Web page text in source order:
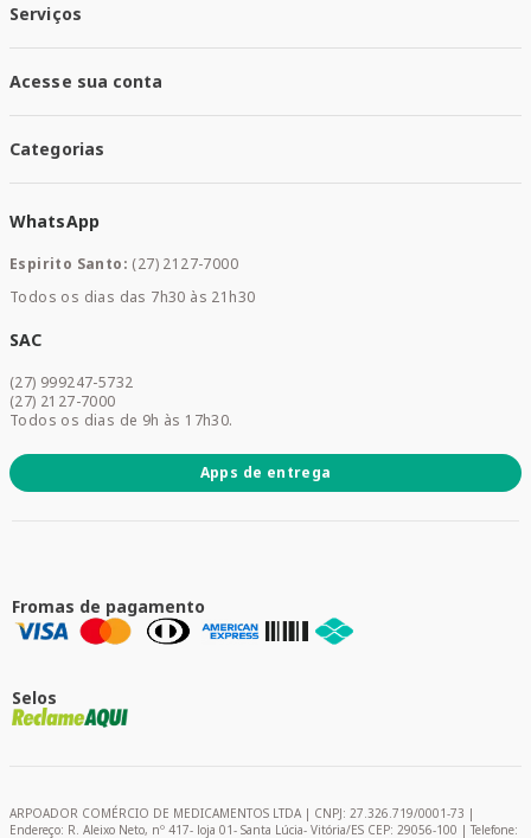
Nossas Lojas
Política de Entrega
Trocas e Devoluções
Serviços
Santa Mais Exames
Santa Mais Serviços
Santa Mais Convenios
Acesse sua conta
Meus Pedidos
Categorias
Saúde e Bem-estar
Mamães e Bebê
Dermocosméticos
Promoções
WhatsApp
Espirito Santo: (27) 2127-7000
Todos os dias das 7h30 às 21h30
SAC
(27) 999247-5732
(27) 2127-7000
Todos os dias de 9h às 17h30.
Apps de entrega
Fromas de pagamento
Selos
ARPOADOR COMÉRCIO DE MEDICAMENTOS LTDA | CNPJ: 27.326.719/0001-73 |
Endereço: R. Aleixo Neto, nº 417- loja 01- Santa Lúcia- Vitória/ES CEP: 29056-100 | Telefone: